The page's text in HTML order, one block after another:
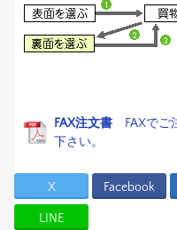
FAX注文書 FAXでご
下さい。
X Facebook
LINE